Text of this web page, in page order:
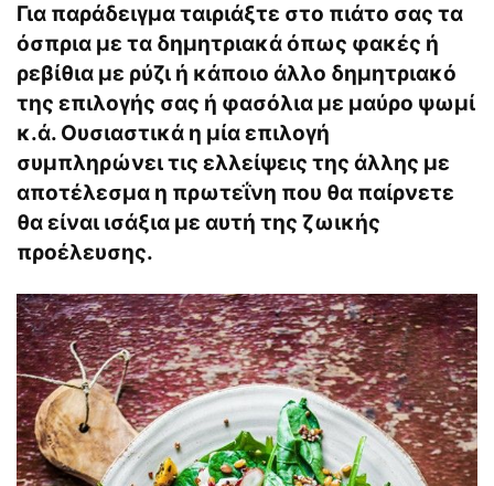
Για παράδειγμα ταιριάξτε στο πιάτο σας τα
όσπρια με τα δημητριακά όπως φακές ή
ρεβίθια με ρύζι ή κάποιο άλλο δημητριακό
της επιλογής σας ή φασόλια με μαύρο ψωμί
κ.ά. Ουσιαστικά η μία επιλογή
συμπληρώνει τις ελλείψεις της άλλης με
αποτέλεσμα η πρωτεΐνη που θα παίρνετε
θα είναι ισάξια με αυτή της ζωικής
προέλευσης.